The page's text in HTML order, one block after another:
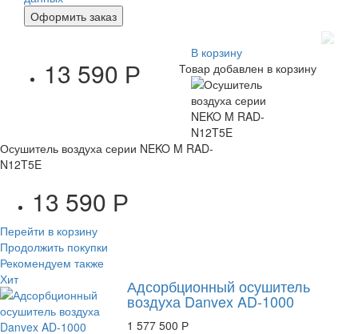
13 590 Р
В корзину
Товар добавлен в корзину
Осушитель воздуха серии NEKO M RAD-
N12T5E
13 590 Р
Перейти в корзину
Продолжить покупки
Рекомендуем также
Хит
Адсорбционный осушитель
воздуха Danvex AD-1000
1 577 500 Р